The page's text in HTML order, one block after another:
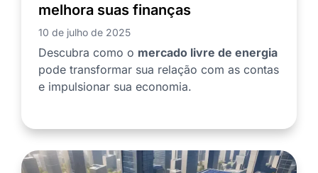
melhora suas finanças
10 de julho de 2025
Descubra como o mercado livre de energia
pode transformar sua relação com as contas
e impulsionar sua economia.